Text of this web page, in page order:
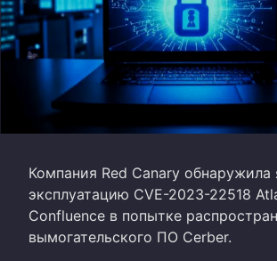
Компания Red Canary обнаружила
эксплуатацию CVE-2023-22518
Confluence в попытке
вымогательского ПО Cerber.